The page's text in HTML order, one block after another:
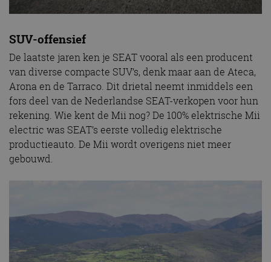
SUV-offensief
De laatste jaren ken je SEAT vooral als een producent
van diverse compacte SUV’s, denk maar aan de Ateca,
Arona en de Tarraco. Dit drietal neemt inmiddels een
fors deel van de Nederlandse SEAT-verkopen voor hun
rekening. Wie kent de Mii nog? De 100% elektrische Mii
electric was SEAT’s eerste volledig elektrische
productieauto. De Mii wordt overigens niet meer
gebouwd.